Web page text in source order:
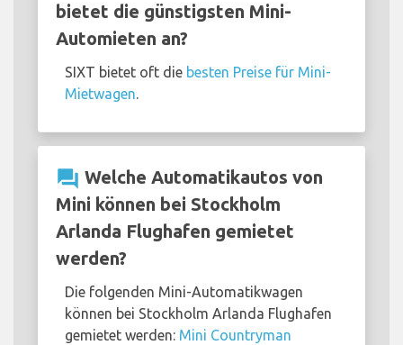
bietet die günstigsten Mini-
Automieten an?
SIXT bietet oft die besten Preise für Mini-
Mietwagen.
question_answer Welche Automatikautos von
Mini können bei Stockholm
Arlanda Flughafen gemietet
werden?
Die folgenden Mini-Automatikwagen
können bei Stockholm Arlanda Flughafen
gemietet werden: Mini Countryman